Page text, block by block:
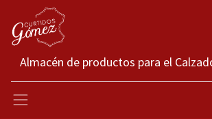
Almacén de productos para el